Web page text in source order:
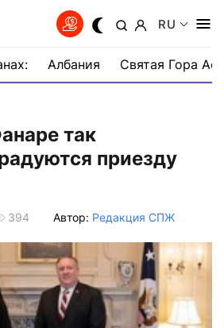
RU
Албания Святая Гора
так
приезду
394 Автор: Редакция СПЖ